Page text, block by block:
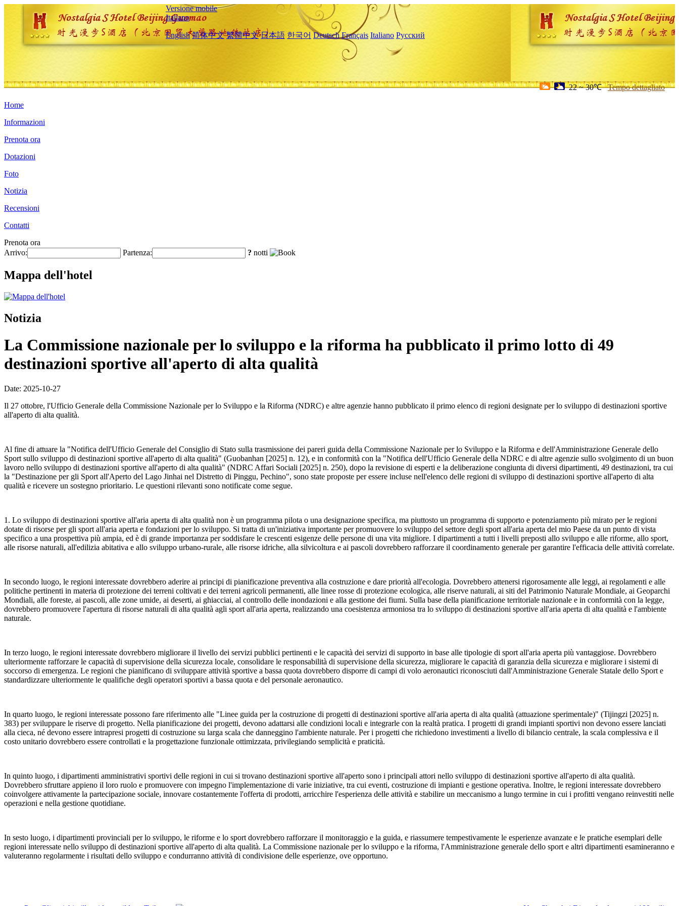
Versione mobile
Italiano
English 简体中文 繁體中文 日本語 한국어 Deutsch Français Italiano Русский
22 ~ 30℃ Tempo dettagliato
Home
Informazioni
Prenota ora
Dotazioni
Foto
Notizia
Recensioni
Contatti
Prenota ora
Arrivo:
Partenza: ? notti
Mappa dell'hotel
Notizia
La Commissione nazionale per lo sviluppo e la riforma ha pubblicato il primo lotto di 49
destinazioni sportive all'aperto di alta qualità
Date: 2025-10-27
Il 27 ottobre, l'Ufficio Generale della Commissione Nazionale per lo Sviluppo e la Riforma (NDRC) e altre agenzie hanno pubblicato il primo elenco di regioni designate per lo sviluppo di destinazioni sportive
all'aperto di alta qualità.
Al fine di attuare la "Notifica dell'Ufficio Generale del Consiglio di Stato sulla trasmissione dei pareri guida della Commissione Nazionale per lo Sviluppo e la Riforma e dell'Amministrazione Generale dello
Sport sullo sviluppo di destinazioni sportive all'aperto di alta qualità" (Guobanhan [2025] n. 12), e in conformità con la "Notifica dell'Ufficio Generale della NDRC e di altre agenzie sullo svolgimento di un buon
lavoro nello sviluppo di destinazioni sportive all'aperto di alta qualità" (NDRC Affari Sociali [2025] n. 250), dopo la revisione di esperti e la deliberazione congiunta di diversi dipartimenti, 49 destinazioni, tra cui
la "Destinazione per gli Sport all'Aperto del Lago Jinhai nel Distretto di Pinggu, Pechino", sono state proposte per essere incluse nell'elenco delle regioni di sviluppo di destinazioni sportive all'aperto di alta
qualità e ricevere un sostegno prioritario. Le questioni rilevanti sono notificate come segue.
1. Lo sviluppo di destinazioni sportive all'aria aperta di alta qualità non è un programma pilota o una designazione specifica, ma piuttosto un programma di supporto e potenziamento più mirato per le regioni
dotate di risorse per gli sport all'aria aperta e fondazioni per lo sviluppo. Si tratta di un'iniziativa importante per promuovere lo sviluppo del settore degli sport all'aria aperta del mio Paese da un punto di vista
specifico a una prospettiva più ampia, ed è di grande importanza per soddisfare le crescenti esigenze delle persone di una vita migliore. I dipartimenti a tutti i livelli preposti allo sviluppo e alle riforme, allo sport,
alle risorse naturali, all'edilizia abitativa e allo sviluppo urbano-rurale, alle risorse idriche, alla silvicoltura e ai pascoli dovrebbero rafforzare il coordinamento generale per garantire l'efficacia delle attività correlate.
In secondo luogo, le regioni interessate dovrebbero aderire ai principi di pianificazione preventiva alla costruzione e dare priorità all'ecologia. Dovrebbero attenersi rigorosamente alle leggi, ai regolamenti e alle
politiche pertinenti in materia di protezione dei terreni coltivati e dei terreni agricoli permanenti, alle linee rosse di protezione ecologica, alle riserve naturali, ai siti del Patrimonio Naturale Mondiale, ai Geoparchi
Mondiali, alle foreste, ai pascoli, alle zone umide, ai deserti, ai ghiacciai, al controllo delle inondazioni e alla gestione dei fiumi. Sulla base della pianificazione territoriale nazionale e in conformità con la legge,
dovrebbero promuovere l'apertura di risorse naturali di alta qualità agli sport all'aria aperta, realizzando una coesistenza armoniosa tra lo sviluppo di destinazioni sportive all'aria aperta di alta qualità e l'ambiente
naturale.
In terzo luogo, le regioni interessate dovrebbero migliorare il livello dei servizi pubblici pertinenti e le capacità dei servizi di supporto in base alle tipologie di sport all'aria aperta più vantaggiose. Dovrebbero
ulteriormente rafforzare le capacità di supervisione della sicurezza locale, consolidare le responsabilità di supervisione della sicurezza, migliorare le capacità di garanzia della sicurezza e migliorare i sistemi di
soccorso di emergenza. Le regioni che pianificano di sviluppare attività sportive a bassa quota dovrebbero disporre di campi di volo aeronautici riconosciuti dall'Amministrazione Generale Statale dello Sport e
standardizzare ulteriormente le qualifiche degli operatori sportivi a bassa quota e del personale aeronautico.
In quarto luogo, le regioni interessate possono fare riferimento alle "Linee guida per la costruzione di progetti di destinazioni sportive all'aria aperta di alta qualità (attuazione sperimentale)" (Tijingzi [2025] n.
383) per sviluppare le riserve di progetto. Nella pianificazione dei progetti, devono adattarsi alle condizioni locali e integrarle con la realtà pratica. I progetti di grandi impianti sportivi non devono essere lanciati
alla cieca, né devono essere intrapresi progetti di costruzione su larga scala che danneggino l'ambiente naturale. Per i progetti che richiedono investimenti a livello di bilancio centrale, la scala complessiva e il
costo unitario dovrebbero essere controllati e la progettazione funzionale ottimizzata, privilegiando semplicità e praticità.
In quinto luogo, i dipartimenti amministrativi sportivi delle regioni in cui si trovano destinazioni sportive all'aperto sono i principali attori nello sviluppo di destinazioni sportive all'aperto di alta qualità.
Dovrebbero sfruttare appieno il loro ruolo e promuovere con impegno l'implementazione di varie iniziative, tra cui eventi, costruzione di impianti e gestione operativa. Inoltre, le regioni interessate dovrebbero
coinvolgere attivamente la partecipazione sociale, innovare costantemente l'offerta di prodotti, arricchire l'esperienza delle attività e stabilire un meccanismo a lungo termine in cui i profitti vengano reinvestiti nelle
operazioni e nella gestione quotidiane.
In sesto luogo, i dipartimenti provinciali per lo sviluppo, le riforme e lo sport dovrebbero rafforzare il monitoraggio e la guida, e riassumere tempestivamente le esperienze avanzate e le pratiche esemplari delle
regioni interessate nello sviluppo di destinazioni sportive all'aperto di alta qualità. La Commissione nazionale per lo sviluppo e la riforma, l'Amministrazione generale dello sport e altri dipartimenti esamineranno e
valuteranno regolarmente i risultati dello sviluppo e condurranno attività di condivisione delle esperienze, ove opportuno.